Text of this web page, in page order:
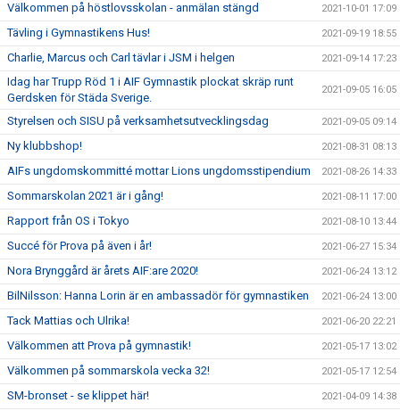
Välkommen på höstlovsskolan - anmälan stängd 2021-10-01 17:09
Tävling i Gymnastikens Hus! 2021-09-19 18:55
Charlie, Marcus och Carl tävlar i JSM i helgen 2021-09-14 17:23
Idag har Trupp Röd 1 i AIF Gymnastik plockat skräp runt
Gerdsken för Städa Sverige.
2021-09-05 16:05
Styrelsen och SISU på verksamhetsutvecklingsdag 2021-09-05 09:14
Ny klubbshop! 2021-08-31 08:13
AIFs ungdomskommitté mottar Lions ungdomsstipendium 2021-08-26 14:33
Sommarskolan 2021 är i gång! 2021-08-11 17:00
Rapport från OS i Tokyo 2021-08-10 13:44
Succé för Prova på även i år! 2021-06-27 15:34
Nora Brynggård är årets AIF:are 2020! 2021-06-24 13:12
BilNilsson: Hanna Lorin är en ambassadör för gymnastiken 2021-06-24 13:00
Tack Mattias och Ulrika! 2021-06-20 22:21
Välkommen att Prova på gymnastik! 2021-05-17 13:02
Välkommen på sommarskola vecka 32! 2021-05-17 12:54
SM-bronset - se klippet här! 2021-04-09 14:38